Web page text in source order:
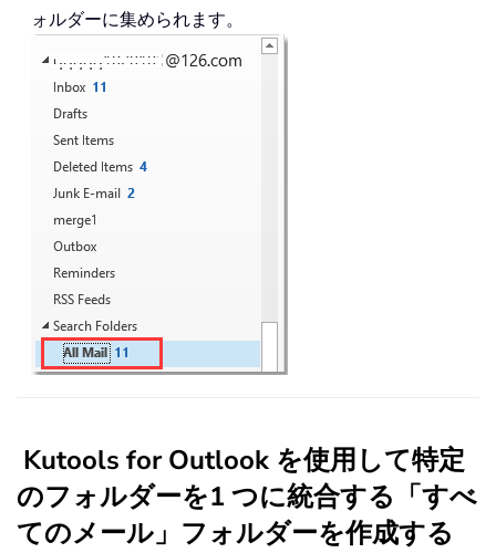
ォルダーに集められます。
Kutools for Outlook を使用して特定
のフォルダーを1 つに統合する「すべ
てのメール」フォルダーを作成する